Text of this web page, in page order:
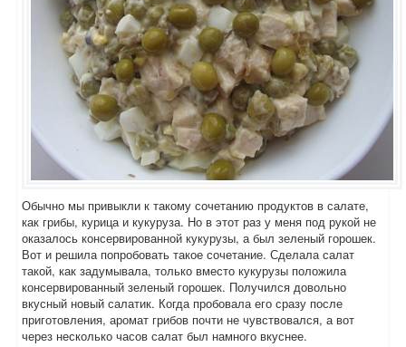
Обычно мы привыкли к такому сочетанию продуктов в салате,
как грибы, курица и кукуруза. Но в этот раз у меня под рукой не
оказалось консервированной кукурузы, а был зеленый горошек.
Вот и решила попробовать такое сочетание. Сделала салат
такой, как задумывала, только вместо кукурузы положила
консервированный зеленый горошек. Получился довольно
вкусный новый салатик. Когда пробовала его сразу после
приготовления, аромат грибов почти не чувствовался, а вот
через несколько часов салат был намного вкуснее.